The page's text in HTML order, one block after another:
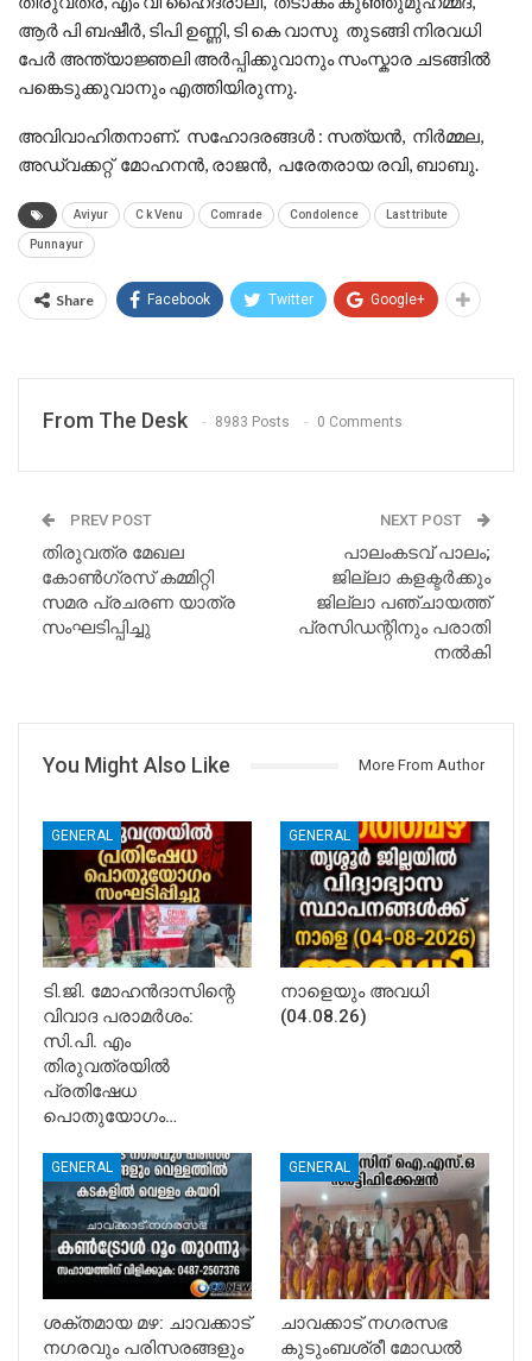
ആർ പി ബഷീർ, ടിപി ഉണ്ണി, ടി കെ വാസു തുടങ്ങി നിരവധി
പേർ അന്ത്യാജ്ഞലി അർപ്പിക്കുവാനും സംസ്കാര ചടങ്ങിൽ
പങ്കെടുക്കുവാനും എത്തിയിരുന്നു.
അവിവാഹിതനാണ്. സഹോദരങ്ങൾ : സത്യൻ, നിർമ്മല,
അഡ്വക്കറ്റ് മോഹനൻ, രാജൻ, പരേതരായ രവി, ബാബു.
Aviyur C k Venu Comrade Condolence Last tribute
Punnayur
Share Facebook Twitter Google+
From The Desk 8983 Posts 0 Comments
PREV POST
തിരുവത്ര മേഖല
കോൺഗ്രസ് കമ്മിറ്റി
സമര പ്രചരണ യാത്ര
സംഘടിപ്പിച്ചു
NEXT POST
പാലംകടവ്‌ പാലം;
ജില്ലാ കളക്ടർക്കും
ജില്ലാ പഞ്ചായത്ത്
പ്രസിഡന്റിനും പരാതി
നൽകി
You Might Also Like More From Author
GENERAL
ടി.ജി. മോഹൻദാസിന്റെ
വിവാദ പരാമർശം:
സി.പി. എം
തിരുവത്രയിൽ
പ്രതിഷേധ
പൊതുയോഗം…
GENERAL
നാളെയും അവധി
(04.08.26)
GENERAL
ശക്തമായ മഴ: ചാവക്കാട്
നഗരവും പരിസരങ്ങളും
GENERAL
ചാവക്കാട് നഗരസഭ
കുടുംബശ്രീ മോഡൽ